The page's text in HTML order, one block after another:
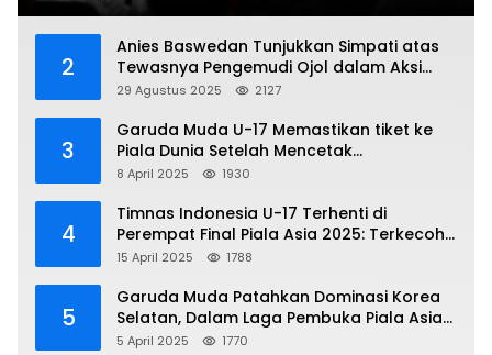
2
Anies Baswedan Tunjukkan Simpati atas
Tewasnya Pengemudi Ojol dalam Aksi
Demo
29 Agustus 2025 2127
3
Garuda Muda U-17 Memastikan tiket ke
Piala Dunia Setelah Mencetak
Kemenangan Gemilang atas Yaman 4-1 di
8 April 2025 1930
4
Timnas Indonesia U-17 Terhenti di
Perempat Final Piala Asia 2025: Terkecoh
Korea Utara
15 April 2025 1788
5
Garuda Muda Patahkan Dominasi Korea
Selatan, Dalam Laga Pembuka Piala Asia
2025 U-17
5 April 2025 1770